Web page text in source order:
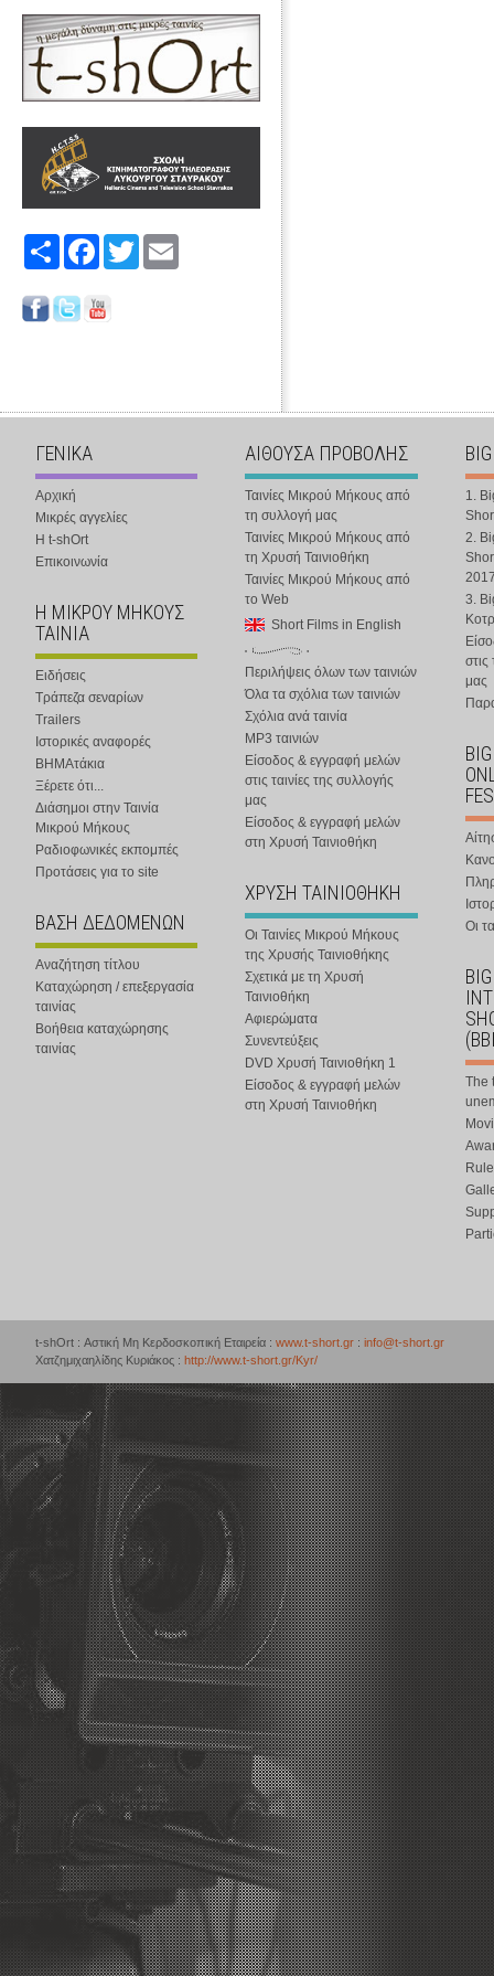
Share FacebookTwitter
ΓΕΝΙΚΑ
Αρχική
Μικρές αγγελίες
Η t-shOrt
Επικοινωνία
Η ΜΙΚΡΟΥ ΜΗΚΟΥΣ
ΤΑΙΝΙΑ
Ειδήσεις
Τράπεζα σεναρίων
Trailers
Ιστορικές αναφορές
ΒΗΜΑτάκια
Ξέρετε ότι...
Διάσημοι στην Ταινία
Μικρού Μήκους
Ραδιοφωνικές εκπομπές
Προτάσεις για το site
ΒΑΣΗ ΔΕΔΟΜΕΝΩΝ
Αναζήτηση τίτλου
Καταχώρηση / επεξεργασία
ταινίας
Βοήθεια καταχώρησης
ταινίας
ΑΙΘΟΥΣΑ ΠΡΟΒΟΛΗΣ
Ταινίες Μικρού Μήκους από
τη συλλογή μας
Ταινίες Μικρού Μήκους από
τη Χρυσή Ταινιοθήκη
Ταινίες Μικρού Μήκους από
το Web
Short Films in English
Περιλήψεις όλων των ταινιών
Όλα τα σχόλια των ταινιών
Σχόλια ανά ταινία
MP3 ταινιών
Είσοδος & εγγραφή μελών
στις ταινίες της συλλογής
μας
Είσοδος & εγγραφή μελών
στη Χρυσή Ταινιοθήκη
ΧΡΥΣΗ ΤΑΙΝΙΟΘΗΚΗ
Οι Ταινίες Μικρού Μήκους
της Χρυσής Ταινιοθήκης
Σχετικά με τη Χρυσή
Ταινιοθήκη
Αφιερώματα
Συνεντεύξεις
DVD Χρυσή Ταινιοθήκη 1
Είσοδος & εγγραφή μελών
στη Χρυσή Ταινιοθήκη
1.
2.
3.
στις
μας
Οι
The
t-shOrt : Αστική Μη Κερδοσκοπική Εταιρεία : www.t-short.gr : info@t-short.gr
Χατζημιχαηλίδης Κυριάκος : http://www.t-short.gr/Kyr/